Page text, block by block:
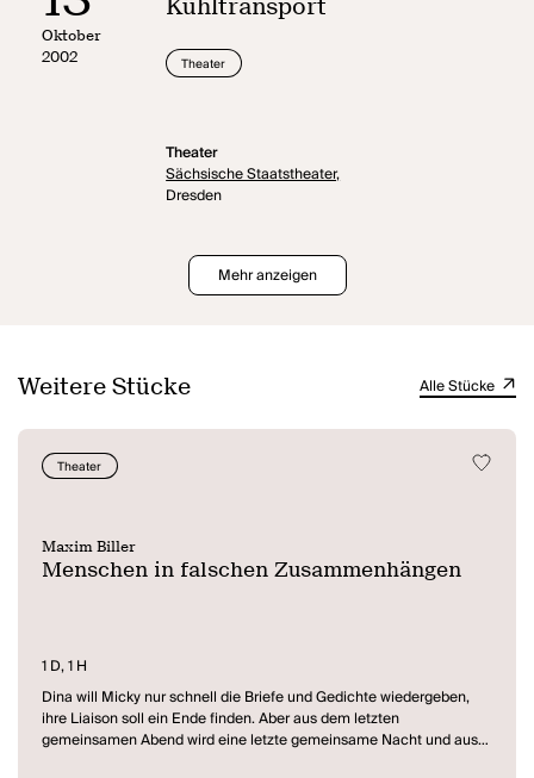
Oktober
2002
Kühltransport
Theater
Theater
Sächsische Staatstheater,
Dresden
Mehr anzeigen
Weitere Stücke Alle Stücke
Theater
Maxim Biller
Menschen in falschen Zusammenhängen
1 D, 1 H
Dina will Micky nur schnell die Briefe und Gedichte wiedergeben,
ihre Liaison soll ein Ende finden. Aber aus dem letzten
gemeinsamen Abend wird eine letzte gemeinsame Nacht und aus